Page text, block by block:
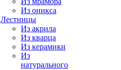
Из оникса
Лестницы
Из акрила
Из кварца
Из керамики
Из
натурального